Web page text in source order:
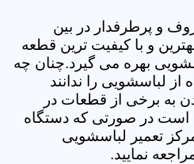
و پرطرفدار در بین
و با کیفیت ترین قطعه
بهره می گیرد.چنان چه
لباسشویی را ندانند
به برخی از قطعات در
است در صورتی که دستگاه
مرکز تعمیر لباسشویی
نمایید.